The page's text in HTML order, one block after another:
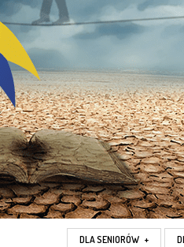
DLA SENIORÓW +